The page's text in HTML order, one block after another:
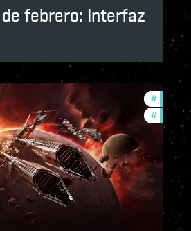
febrero: Interfaz
#
#offers